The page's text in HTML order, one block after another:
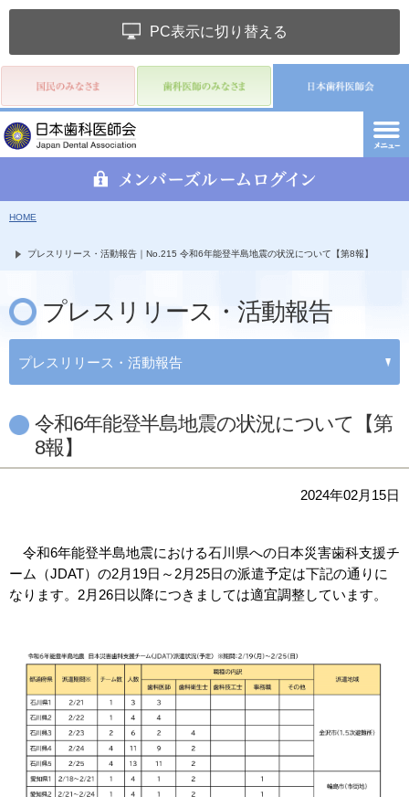
PC表示に切り替える
HOME
プレスリリース・活動報告｜No.215 令和6年能登半島地震の状況について【第8報】
プレスリリース・活動報告
プレスリリース・活動報告
令和6年能登半島地震の状況について【第
8報】
2024年02月15日
令和6年能登半島地震における石川県への日本災害歯科支援チ
ーム（JDAT）の2月19日～2月25日の派遣予定は下記の通りに
なります。2月26日以降につきましては適宜調整しています。